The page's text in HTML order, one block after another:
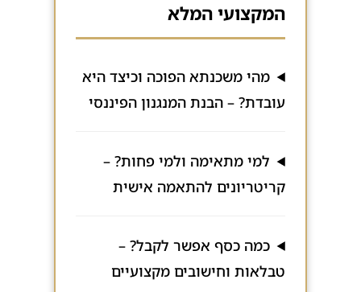
המקצועי המלא
מהי משכנתא הפוכה וכיצד היא
עובדת? – הבנת המנגנון הפיננסי
למי מתאימה ולמי פחות? –
קריטריונים להתאמה אישית
כמה כסף אפשר לקבל? –
טבלאות וחישובים מקצועיים